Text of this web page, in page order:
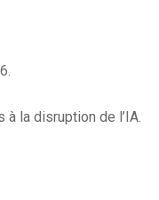
la disruption de l’IA.